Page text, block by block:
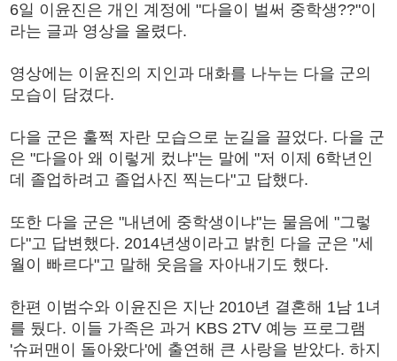
6일 이윤진은 개인 계정에 "다을이 벌써 중학생??"이
라는 글과 영상을 올렸다.
영상에는 이윤진의 지인과 대화를 나누는 다을 군의
모습이 담겼다.
다을 군은 훌쩍 자란 모습으로 눈길을 끌었다. 다을 군
은 "다을아 왜 이렇게 컸냐"는 말에 "저 이제 6학년인
데 졸업하려고 졸업사진 찍는다"고 답했다.
또한 다을 군은 "내년에 중학생이냐"는 물음에 "그렇
다"고 답변했다. 2014년생이라고 밝힌 다을 군은 "세
월이 빠르다"고 말해 웃음을 자아내기도 했다.
한편 이범수와 이윤진은 지난 2010년 결혼해 1남 1녀
를 뒀다. 이들 가족은 과거 KBS 2TV 예능 프로그램
'슈퍼맨이 돌아왔다'에 출연해 큰 사랑을 받았다. 하지